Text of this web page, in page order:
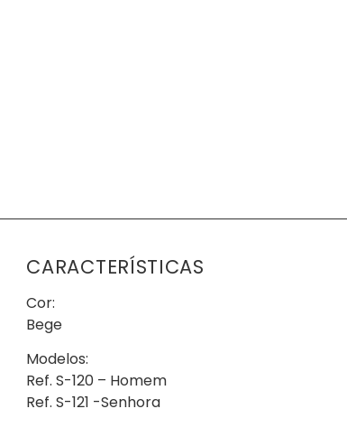
CARACTERÍSTICAS
Cor:
Bege
Modelos:
Ref. S-120 – Homem
Ref. S-121 -Senhora